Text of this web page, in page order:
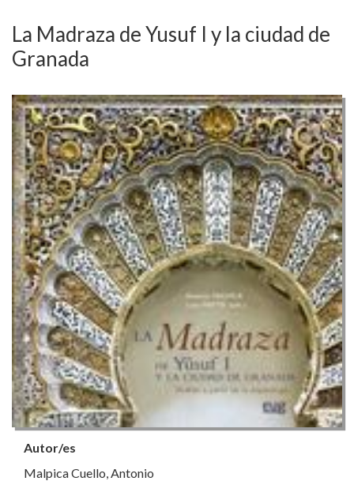
La Madraza de Yusuf I y la ciudad de
Granada
Autor/es
Malpica Cuello, Antonio